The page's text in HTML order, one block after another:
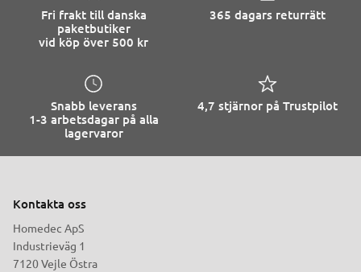
Fri frakt till danska
paketbutiker
vid köp över 500 kr
365 dagars returrätt
Snabb leverans
1-3 arbetsdagar på alla
lagervaror
4,7 stjärnor på Trustpilot
Kontakta oss
Homedec ApS
Industrieväg 1
7120 Vejle Östra